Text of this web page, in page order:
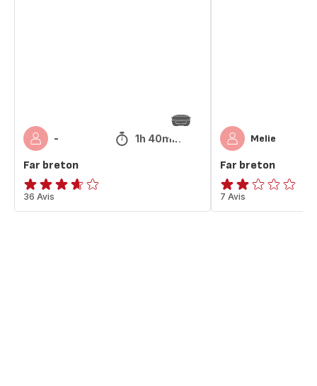
- 1h 40min
Far breton
ratings.3.6
36 Avis
Melie
Far breton
Avis
2
7 Avis